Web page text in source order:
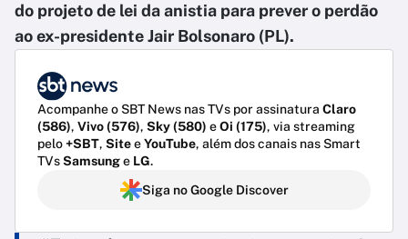
do projeto de lei da anistia para prever o perdão
ao ex-presidente Jair Bolsonaro (PL).
Acompanhe o SBT News nas TVs por assinatura Claro
(586), Vivo (576), Sky (580) eOi (175), via streaming
pelo+SBT, SiteeYouTube, além dos canais nas Smart
TVsSamsunge LG.
Siga no Google Discover